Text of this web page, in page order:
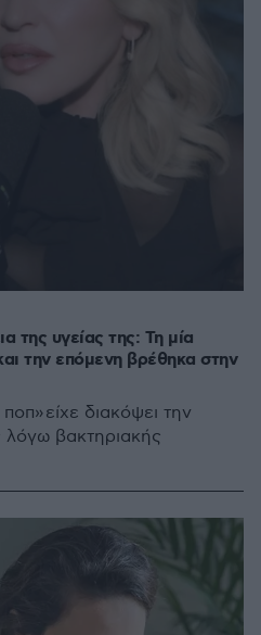
της υγείας της: Τη μία
την επόμενη βρέθηκα στην
είχε διακόψει την
λόγω βακτηριακής